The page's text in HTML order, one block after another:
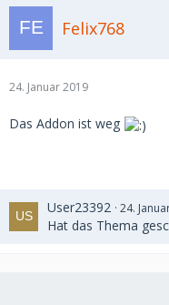
Felix768
24. Januar 2019
Das Addon ist weg
User23392 24.
Hat das Thema